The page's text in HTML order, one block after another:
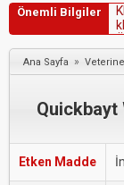
Önemli Bilgiler K
k
Ö
o
Ana Sayfa »
Quickbayt
Etken Madde